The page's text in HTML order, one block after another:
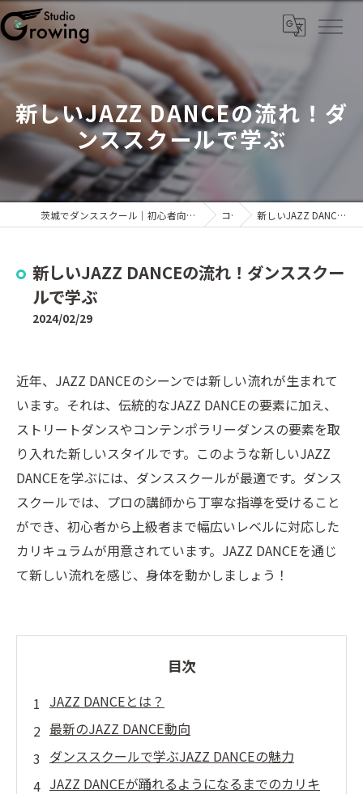
新しいJAZZ DANCEの流れ！ダ
ンススクールで学ぶ
茨城でダンススクール｜初心者向け・キッズから大人までKPOPなら「Studio Growing」 コラム 新しいJAZZ DANCEの流れ！ダンススクールで学ぶ
新しいJAZZ DANCEの流れ！ダンススクー
ルで学ぶ
2024/02/29
近年、JAZZ DANCEのシーンでは新しい流れが生まれて
います。それは、伝統的なJAZZ DANCEの要素に加え、
ストリートダンスやコンテンポラリーダンスの要素を取
り入れた新しいスタイルです。このような新しいJAZZ
DANCEを学ぶには、ダンススクールが最適です。ダンス
スクールでは、プロの講師から丁寧な指導を受けること
ができ、初心者から上級者まで幅広いレベルに対応した
カリキュラムが用意されています。JAZZ DANCEを通じ
て新しい流れを感じ、身体を動かしましょう！
目次
JAZZ DANCEとは？
最新のJAZZ DANCE動向
ダンススクールで学ぶJAZZ DANCEの魅力
JAZZ DANCEが踊れるようになるまでのカリキ